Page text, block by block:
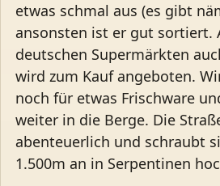
etwas schmal aus (es gibt
ansonsten ist er gut sortiert.
deutschen Supermärkten
wird zum Kauf angeboten.
noch für etwas Frischware
weiter in die Berge. Die
abenteuerlich und schraubt
1.500m an in Serpentinen